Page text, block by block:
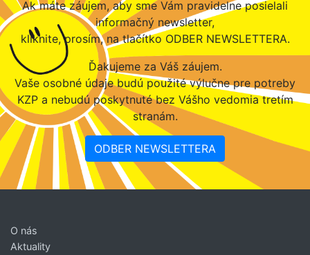
Ak máte záujem, aby sme Vám pravidelne posielali
informačný newsletter,
kliknite, prosím, na tlačítko ODBER NEWSLETTERA.
Ďakujeme za Váš záujem.
Vaše osobné údaje budú použité výlučne pre potreby
KZP a nebudú poskytnuté bez Vášho vedomia tretím
stranám.
ODBER NEWSLETTERA
O nás
Aktuality